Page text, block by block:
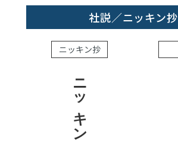
社説／ニッキン抄
ニッキン抄